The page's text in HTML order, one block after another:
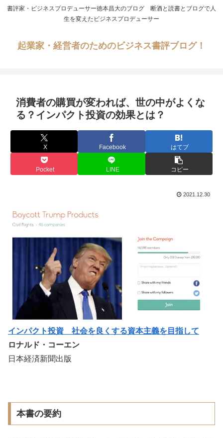
書評家・ビジネスプロデューサー徳本昌大のブログ 断酒と読書とブログで人
生を変えたビジネスプロデューサー
起業家・経営者のためのビジネス書評ブログ！
消費者の購買が変われば、世の中がよくな
る？インパクト投資の効果とは？
X Facebook はてブ
Pocket LINE コピー
2021.12.30
インパクト投資 社会を良くする資本主義を目指して
ロナルド・コーエン
日本経済新聞出版
本書の要約